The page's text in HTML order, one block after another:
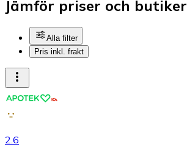
Jämför priser och butiker
Alla filter
Pris inkl. frakt
2.6